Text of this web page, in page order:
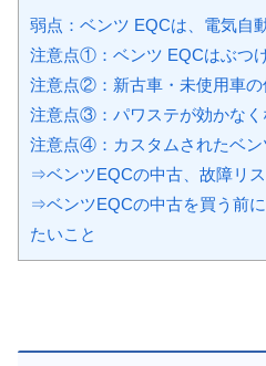
弱点：ベンツ EQCは、電気自
注意点①：ベンツ EQCはぶつ
注意点②：新古車・未使用車の
注意点③：パワステが効かなく
注意点④：カスタムされたベ
⇒ベンツEQCの中古、故障リ
⇒ベンツEQCの中古を買う前
たいこと